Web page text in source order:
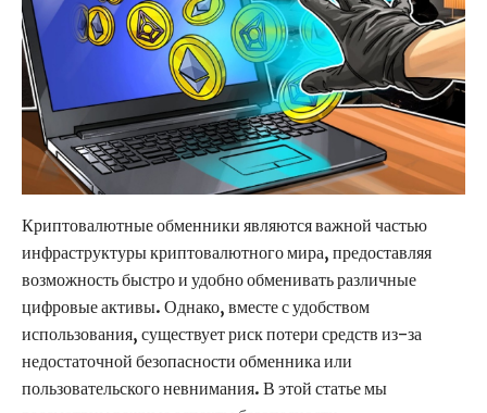
Криптовалютные обменники являются важной частью
инфраструктуры криптовалютного мира, предоставляя
возможность быстро и удобно обменивать различные
цифровые активы. Однако, вместе с удобством
использования, существует риск потери средств из-за
недостаточной безопасности обменника или
пользовательского невнимания. В этой статье мы